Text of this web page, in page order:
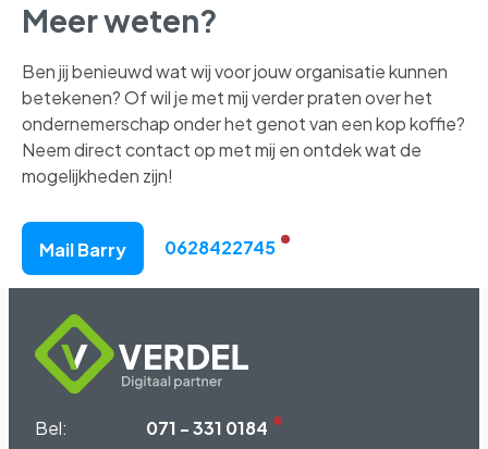
Meer weten?
Ben jij benieuwd wat wij voor jouw organisatie kunnen
betekenen? Of wil je met mij verder praten over het
ondernemerschap onder het genot van een kop koffie?
Neem direct contact op met mij en ontdek wat de
mogelijkheden zijn!
Mail Barry 0628422745
Bel: 071 - 331 0184